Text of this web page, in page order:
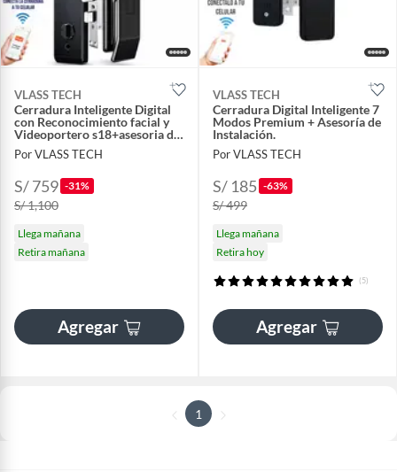
VLASS TECH
Cerradura Inteligente Digital
con Reconocimiento facial y
Videoportero s18+asesoria de
instalación
Por VLASS TECH
S/ 759 -31%
S/ 1,100
Llega mañana
Retira mañana
Agregar
VLASS TECH
Cerradura Digital Inteligente 7
Modos Premium + Asesoría de
Instalación.
Por VLASS TECH
S/ 185 -63%
S/ 499
Llega mañana
Retira hoy
(5)
Agregar
1